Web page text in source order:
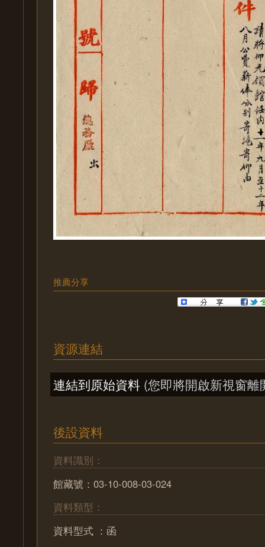
推薦分享
資源連結
連結到原始資料 (您即將開啟新視窗離
後設資料
資料識別：
館藏號：03-10-008-03-024
資料類型：
資料型式 ：函